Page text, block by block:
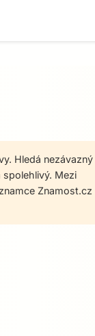
Hledá nezávazný
spolehlivý. Mezi
Znamost.cz